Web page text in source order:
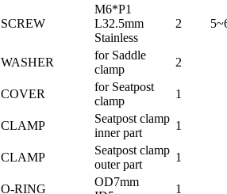
SCREW
M6*P1
L32.5mm
Stainless
2
WASHER
for Saddle
clamp
2
COVER
for Seatpost
clamp
1
CLAMP
Seatpost clamp
inner part
1
CLAMP
Seatpost clamp
outer part
1
O-RING
OD7mm
1